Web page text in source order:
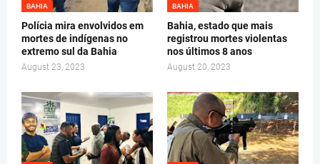
BAHIA
Polícia mira envolvidos em
mortes de indígenas no
extremo sul da Bahia
August 23, 2023
BAHIA
Bahia, estado que mais
registrou mortes violentas
nos últimos 8 anos
August 20, 2023